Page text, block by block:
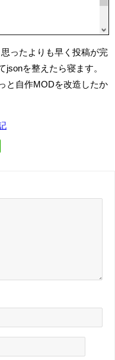
ったよりも早く投稿が完
jsonを整えたら寝ます。
と自作MODを改造したか